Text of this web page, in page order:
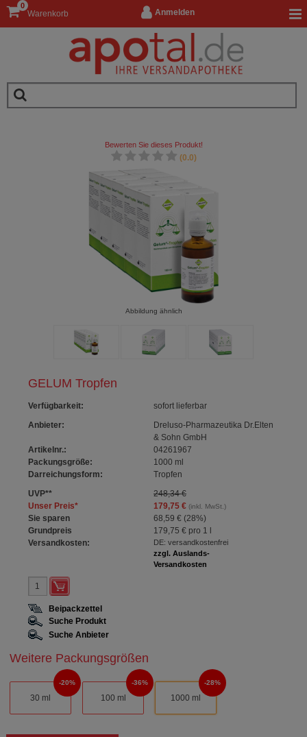
Anmelden
Warenkorb
0
GELUM Tropfen
Verfügbarkeit:
sofort lieferbar
Anbieter:
Dreluso-Pharmazeutika Dr.Elten
& Sohn GmbH
Artikelnr.:
04261967
Packungsgröße:
1000 ml
Darreichungsform:
Tropfen
UVP**
248,34 €
Unser Preis* 179,75 €(inkl. MwSt.)
Sie sparen 68,59 € (28%)
Grundpreis
179,75 €pro 1 l
Versandkosten:
DE: versandkostenfrei
zzgl. Auslands-
Versandkosten
Bewerten Sie dieses Produkt!
(0.0)
Abbildung ähnlich
Beipackzettel
Suche Produkt
Suche Anbieter
Weitere Packungsgrößen
30 ml
20%
100 ml
36%
1000 ml
28%